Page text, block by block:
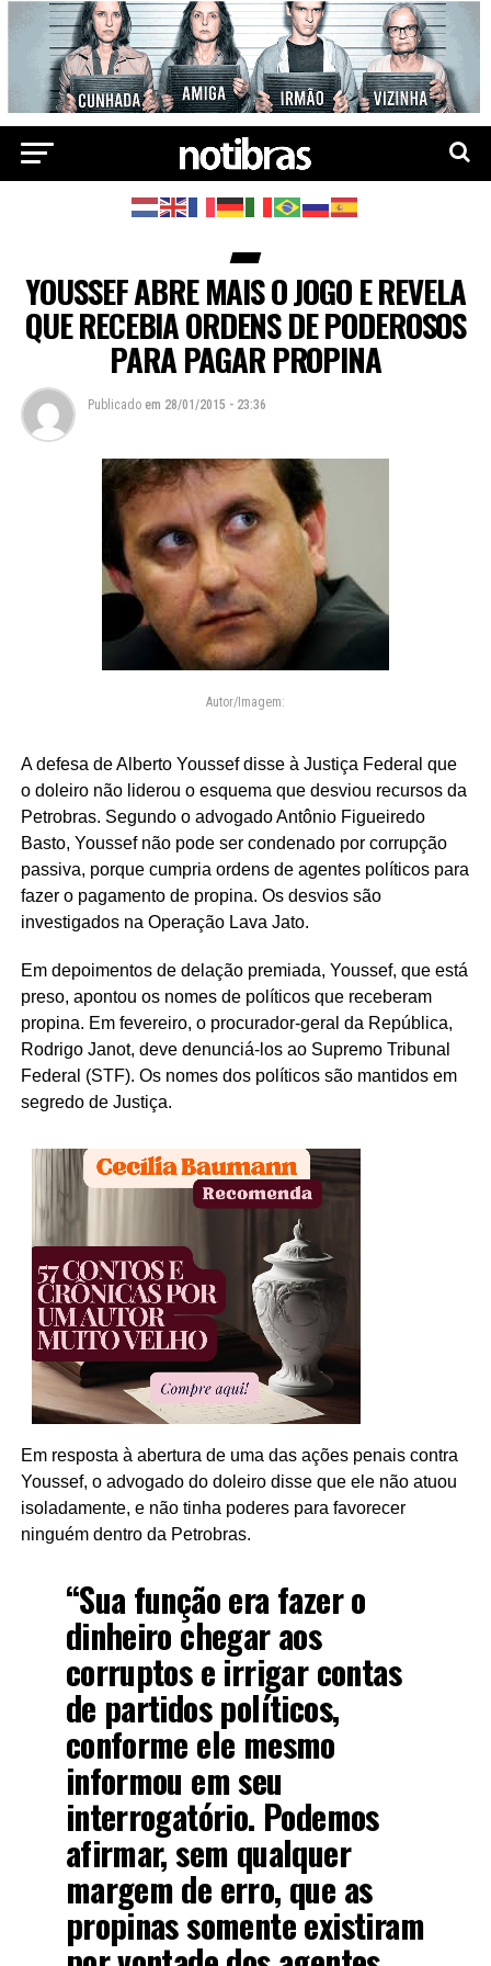
YOUSSEF ABRE MAIS O JOGO E REVELA
QUE RECEBIA ORDENS DE PODEROSOS
PARA PAGAR PROPINA
Publicado em 28/01/2015 - 23:36
Autor/Imagem:
A defesa de Alberto Youssef disse à Justiça Federal que
o doleiro não liderou o esquema que desviou recursos da
Petrobras. Segundo o advogado Antônio Figueiredo
Basto, Youssef não pode ser condenado por corrupção
passiva, porque cumpria ordens de agentes políticos para
fazer o pagamento de propina. Os desvios são
investigados na Operação Lava Jato.
Em depoimentos de delação premiada, Youssef, que está
preso, apontou os nomes de políticos que receberam
propina. Em fevereiro, o procurador-geral da República,
Rodrigo Janot, deve denunciá-los ao Supremo Tribunal
Federal (STF). Os nomes dos políticos são mantidos em
segredo de Justiça.
Em resposta à abertura de uma das ações penais contra
Youssef, o advogado do doleiro disse que ele não atuou
isoladamente, e não tinha poderes para favorecer
ninguém dentro da Petrobras.
“Sua função era fazer o
dinheiro chegar aos
corruptos e irrigar contas
de partidos políticos,
conforme ele mesmo
informou em seu
interrogatório. Podemos
afirmar, sem qualquer
margem de erro, que as
propinas somente existiram